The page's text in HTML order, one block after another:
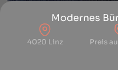
Modernes
4020 Linz Preis